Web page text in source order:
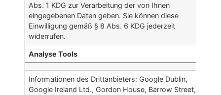
Abs. 1 KDG zur Verarbeitung der von Ihnen
eingegebenen Daten geben. Sie können diese
Einwilligung gemäß § 8 Abs. 6 KDG jederzeit
widerrufen.
Analyse Tools
Informationen des Drittanbieters: Google Dublin,
Google Ireland Ltd., Gordon House, Barrow Street,